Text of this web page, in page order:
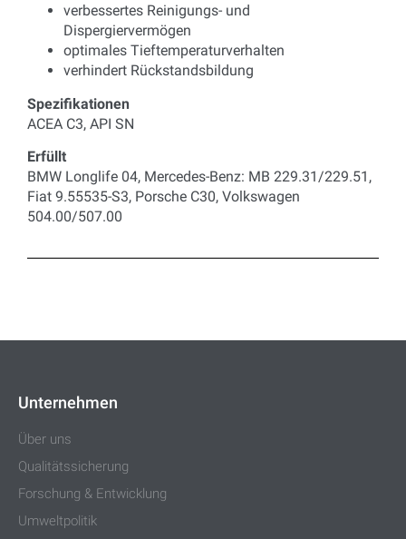
verbessertes Reinigungs- und
Dispergiervermögen
optimales Tieftemperaturverhalten
verhindert Rückstandsbildung
Spezifikationen
ACEA C3, API SN
Erfüllt
BMW Longlife 04, Mercedes-Benz: MB 229.31/229.51,
Fiat 9.55535-S3, Porsche C30, Volkswagen
504.00/507.00
Unternehmen
Über uns
Qualitätssicherung
Forschung & Entwicklung
Umweltpolitik